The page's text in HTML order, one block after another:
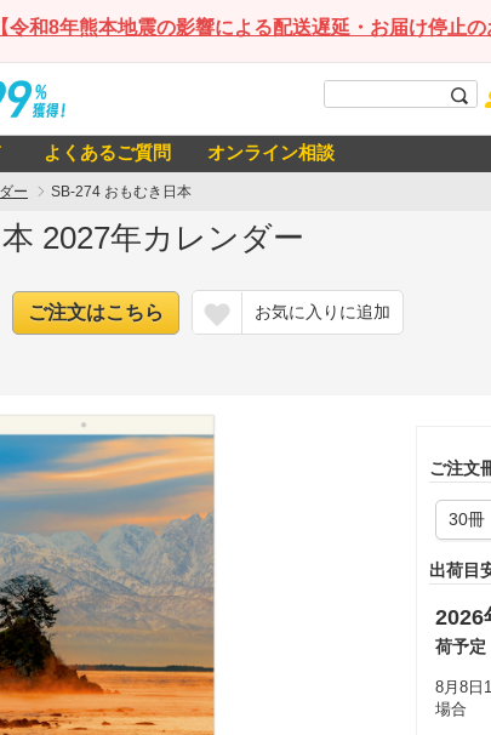
令和8年熊本地震の影響による配送遅延・お届け停止の
よくあるご質問 オンライン相談
ー SB-274 おもむき日本
2027年カレンダー
ご注文はこちら お気に入りに追加
ご注文
出荷目
2026
荷予定
8月8日
場合